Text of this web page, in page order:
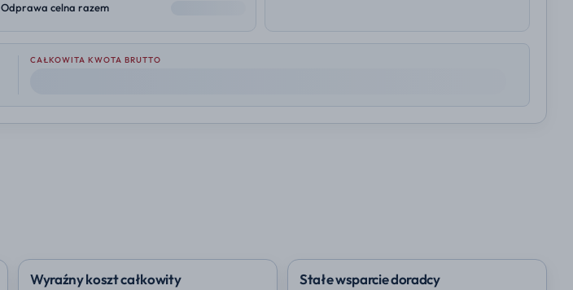
Odprawa celna razem
CAŁKOWITA KWOTA BRUTTO
Wyraźny koszt całkowity Stałe wsparcie doradcy